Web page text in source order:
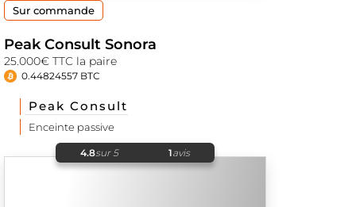
Sur commande
Peak Consult Sonora
25.000€ TTC la paire
0.44824557 BTC
Peak Consult
Enceinte passive
4.8sur 5 1avis